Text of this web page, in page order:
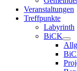
Veranstaltungen
Treffpunkte
Labyrinth
BiCK